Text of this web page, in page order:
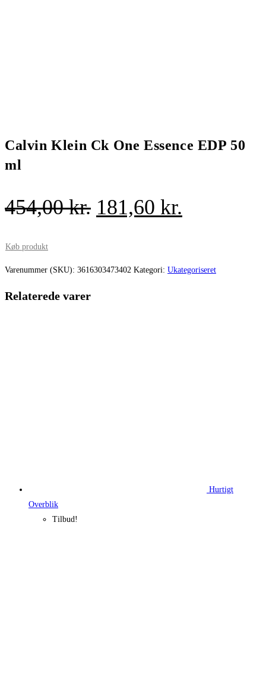
Calvin Klein Ck One Essence EDP 50
ml
454,00kr. Den
var:
181,60 kr.
er:
Køb produkt
Varenummer (SKU): 3616303473402 Kategori: Ukategoriseret
Relaterede varer
Hurtigt
Overblik
Tilbud!